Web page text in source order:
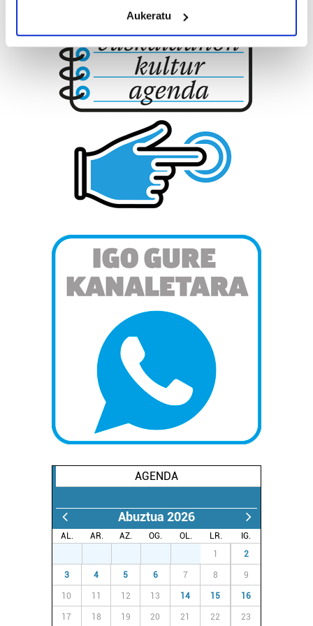
Identify your device by actively scanning it for
specific characteristics (fingerprinting)
Find out more about how your personal data is processed
and set your preferences in thedetails section
Guk eta gure bazkideek zure datu pertsonalak
prozesatzen ditugu, zure IP zenbakia, besteak beste,
teknologia erabiliz, cookieak adibidez, iragarki eta eduki
pertsonalizatuak eskaintzeko, iragarkiak eta edukia
neurtzeko, jendeari buruzko informazioa biltzeko eta
produktuak garatzeko. Zure datuak nork eta zertarako
erabiltzen dituen hauta dezakezu.
Bazkide batzuek ez dizute baimenik eskatzen, eta beren
interes komertzial legitimoetan babesten dira. Ikusi gure
bazkideen zerrenda, beren ustez zein helburutarako
duten interes legitimoa eta horren aurka nola egin
Lortu zure datu pertsonalak prozesatzeko moduari
buruzko informazio gehiago eta ezarri zure lehentasunak
datuen atalean. Edozein unetan alda edo ken dezakezu
zure baimena Cookieen adierazpenean.
Webgune honek cookie propioak eta hirugarrenen cookie-
fitxategiak erabiltzen ditu. Zure esperientzia eta
baliatzen gara. Ohar hau onartuz gero, teknologia hori
erabiltzeko baimen esplizitua ematen diguzu.Gehiago
Aukeratu
AGENDA
Abuztua 2026
AL. AR. AZ. OG. OL. LR.
IG.
1 2
3 4 5 6 7 8 9
10 11 12 13 14 15 16
17 18 19 20 21 22 23